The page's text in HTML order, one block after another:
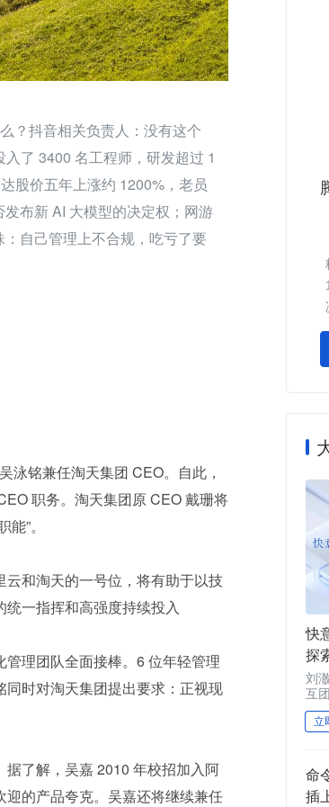
？抖音相关负责人：没有这个
了 3400 名工程师，研发超过 1
股价五年上涨约 1200%，老员
布新 AI 大模型的决定权；网游
自己管理上不合规，吃亏了要
泳铭兼任淘天集团 CEO。自此，
职务。淘天集团原 CEO 戴珊将
”。
和淘天的一号位，将有助于以技
一指挥和高强度持续投入
理团队全面接棒。6 位年轻管理
时对淘天集团提出要求：正视现
据了解，吴嘉 2010 年校招加入阿
的产品夸克。吴嘉还将继续兼任
快
探
刘
互
立
命
插